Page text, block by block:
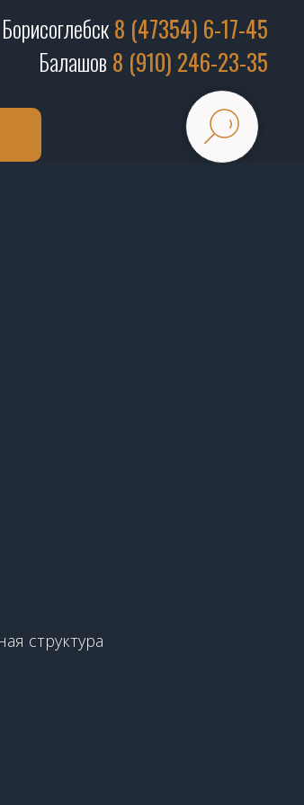
Борисоглебск8 (47354) 6-17-45
Балашов 8 (910) 246-23-35
структура